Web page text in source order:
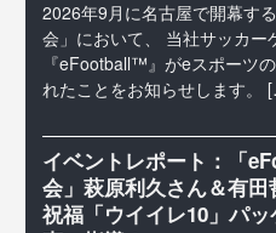
2026年9月に名古屋で開幕す
会」において、 当社サッカー
『eFootball™』がeスポーツ
れたことをお知らせします。
イベントレポート：「
会」萩原利久さん＆有
祝福「ウイイレ10」パ